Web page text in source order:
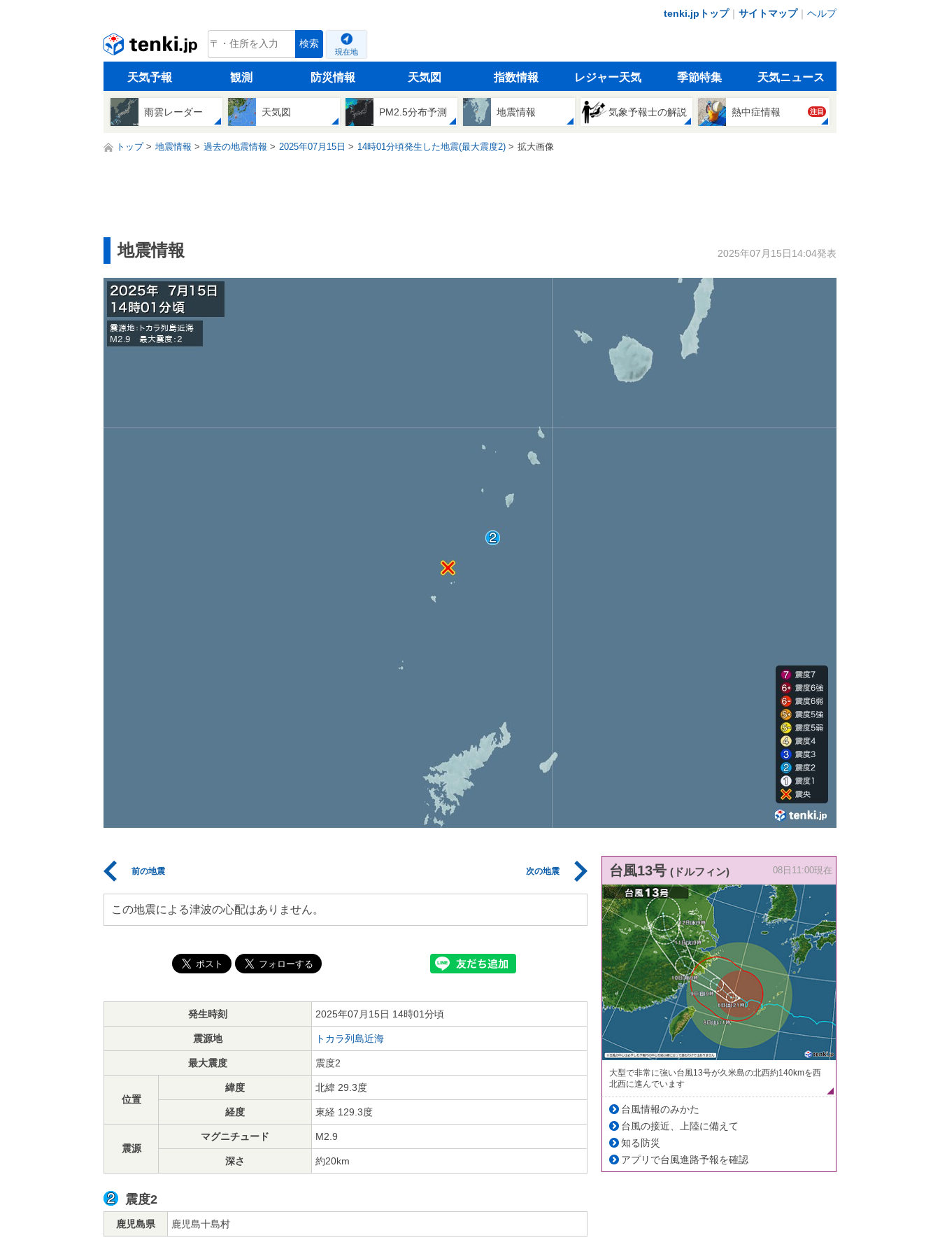
tenki.jpトップ｜ サイトマップ｜ ヘルプ
tenki.jp 検索
現在地
天気予報 観測 防災情報 天気図 指数情報 レジャー天気 季節特集 天気ニュース
雨雲レーダー 天気図 PM2.5分布予測 地震情報 気象予報士の解説 熱中症情報 注目
トップ 地震情報 過去の地震情報 2025年07月15日 14時01分頃発生した地震(最大震度2) 拡大画像
地震情報 2025年07月15日14:04発表
前の地震 次の地震
この地震による津波の心配はありません。
発生時刻 2025年07月15日 14時01分頃
震源地 トカラ列島近海
最大震度 震度2
位置
緯度 北緯 29.3度
経度 東経 129.3度
震源
マグニチュード M2.9
深さ 約20km
震度2
鹿児島県 鹿児島十島村
台風13号 (ドルフィン) 08日11:00現在
大型で非常に強い台風13号が久米島の北西約140kmを西
北西に進んでいます
台風情報のみかた
台風の接近、上陸に備えて
知る防災
アプリで台風進路予報を確認